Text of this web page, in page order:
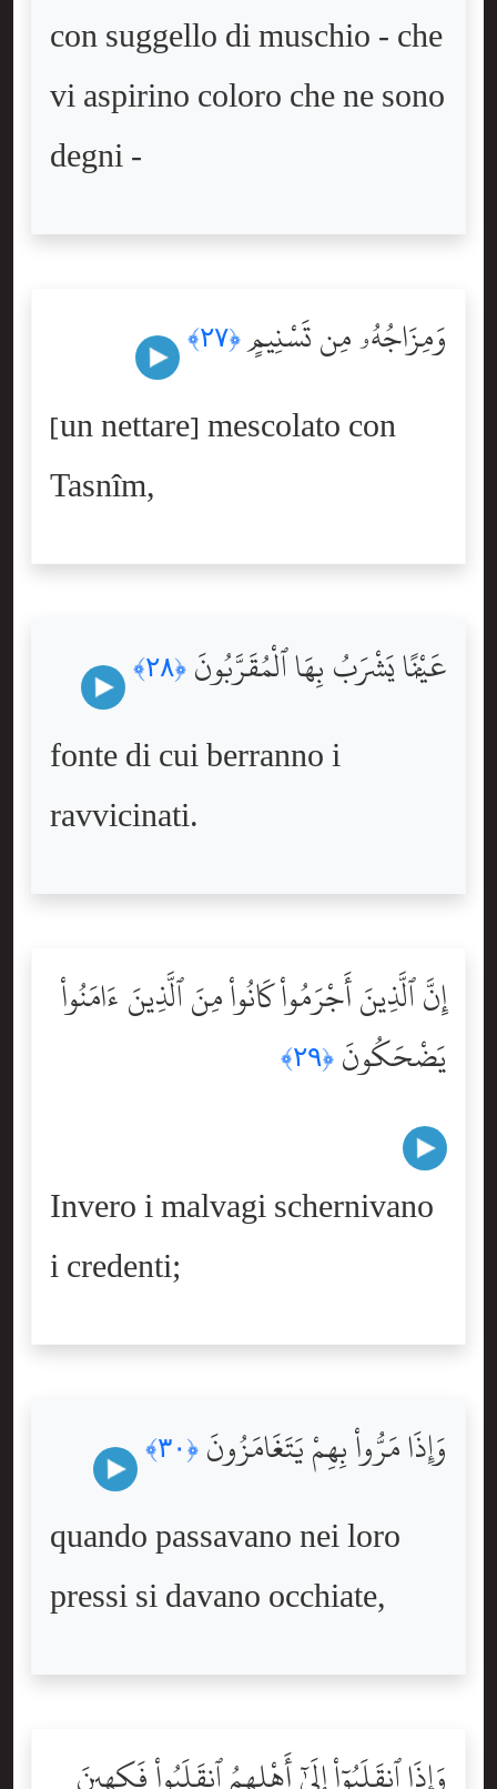
con suggello di muschio - che
vi aspirino coloro che ne sono
degni -
وَمِزَاجُهُۥ مِن تَسْنِيمٍ﴿٢٧﴾
[un nettare] mescolato con
Tasnîm,
عَيْنًۭا يَشْرَبُ بِهَا ٱلْمُقَرَّبُونَ ﴿٢٨﴾
fonte di cui berranno i
ravvicinati.
إِنَّ ٱلَّذِينَ أَجْرَمُواْ كَانُواْ مِنَ ٱلَّذِينَ ءَامَنُواْ
يَضْحَكُونَ ﴿٢٩﴾
Invero i malvagi schernivano
i credenti;
وَإِذَا مَرُّواْ بِهِمْ يَتَغَامَزُونَ ﴿٣٠﴾
quando passavano nei loro
pressi si davano occhiate,
وَإِذَا ٱنقَلَبُوٓاْ إِلَىٰٓ أَهْلِهِمُ ٱنقَلَبُواْ فَكِهِينَ